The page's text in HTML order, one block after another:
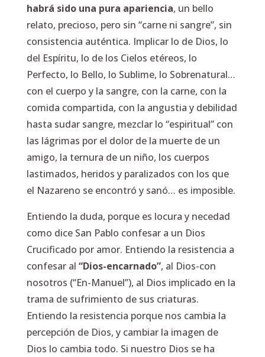
habrá sido una pura apariencia, un bello
relato, precioso, pero sin “carne ni sangre”, sin
consistencia auténtica. Implicar lo de Dios, lo
del Espíritu, lo de los Cielos etéreos, lo
Perfecto, lo Bello, lo Sublime, lo Sobrenatural…
con el cuerpo y la sangre, con la carne, con la
comida compartida, con la angustia y debilidad
hasta sudar sangre, mezclar lo “espiritual” con
las lágrimas por el dolor de la muerte de un
amigo, la ternura de un niño, los cuerpos
lastimados, heridos y paralizados con los que
el Nazareno se encontró y sanó… es imposible.
Entiendo la duda, porque es locura y necedad
como dice San Pablo confesar a un Dios
Crucificado por amor. Entiendo la resistencia a
confesar al “Dios-encarnado”, al Dios-con
nosotros (“En-Manuel”), al Dios implicado en la
trama de sufrimiento de sus criaturas.
Entiendo la resistencia porque nos cambia la
percepción de Dios, y cambiar la imagen de
Dios lo cambia todo. Si nuestro Dios se ha